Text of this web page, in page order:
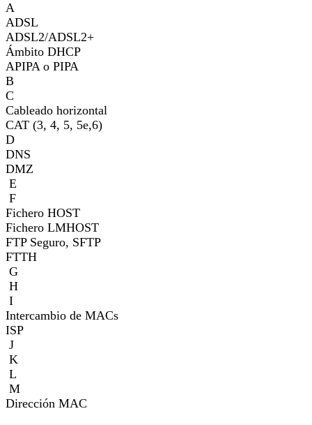
A
ADSL
ADSL2/ADSL2+
Ámbito DHCP
APIPA o PIPA
B
C
Cableado horizontal
CAT (3, 4, 5, 5e,6)
D
DNS
DMZ
E
F
Fichero HOST
Fichero LMHOST
FTP Seguro, SFTP
FTTH
G
H
I
Intercambio de MACs
ISP
J
K
L
M
Dirección MAC